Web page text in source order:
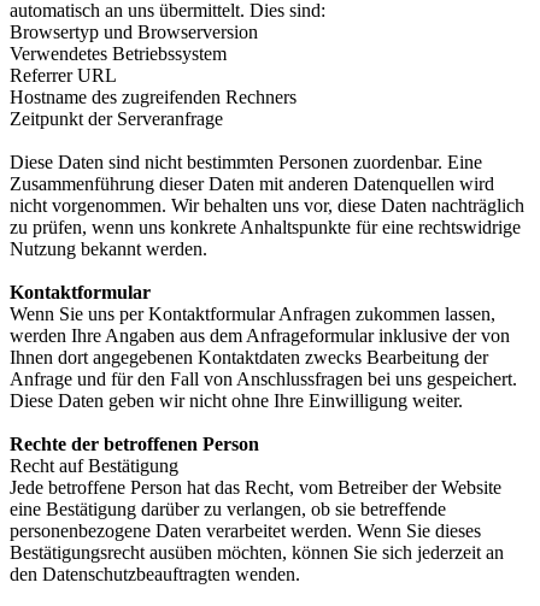
automatisch an uns übermittelt. Dies sind:
Browsertyp und Browserversion
Verwendetes Betriebssystem
Referrer URL
Hostname des zugreifenden Rechners
Zeitpunkt der Serveranfrage
Diese Daten sind nicht bestimmten Personen zuordenbar. Eine
Zusammenführung dieser Daten mit anderen Datenquellen wird
nicht vorgenommen. Wir behalten uns vor, diese Daten nachträglich
zu prüfen, wenn uns konkrete Anhaltspunkte für eine rechtswidrige
Nutzung bekannt werden.
Kontaktformular
Wenn Sie uns per Kontaktformular Anfragen zukommen lassen,
werden Ihre Angaben aus dem Anfrageformular inklusive der von
Ihnen dort angegebenen Kontaktdaten zwecks Bearbeitung der
Anfrage und für den Fall von Anschlussfragen bei uns gespeichert.
Diese Daten geben wir nicht ohne Ihre Einwilligung weiter.
Rechte der betroffenen Person
Recht auf Bestätigung
Jede betroffene Person hat das Recht, vom Betreiber der Website
eine Bestätigung darüber zu verlangen, ob sie betreffende
personenbezogene Daten verarbeitet werden. Wenn Sie dieses
Bestätigungsrecht ausüben möchten, können Sie sich jederzeit an
den Datenschutzbeauftragten wenden.